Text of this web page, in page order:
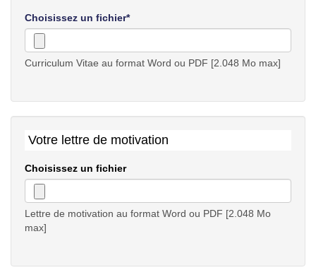
Choisissez un fichier*
Curriculum Vitae au format Word ou PDF [2.048 Mo max]
Votre lettre de motivation
Choisissez un fichier
Lettre de motivation au format Word ou PDF [2.048 Mo
max]